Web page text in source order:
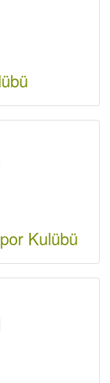
Kulübü